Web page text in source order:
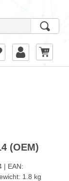
(OEM)
| EAN:
1.8 kg